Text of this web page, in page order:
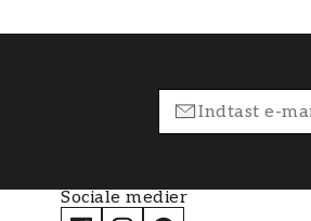
Sociale medier